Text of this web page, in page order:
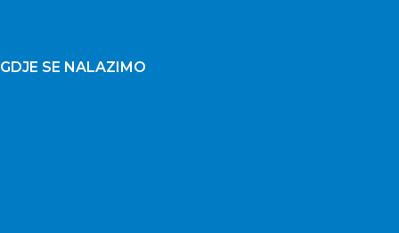
GDJE SE NALAZIMO